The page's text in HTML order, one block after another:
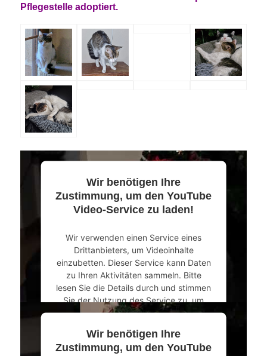
Pflegestelle adoptiert.
Wir benötigen Ihre
Zustimmung, um den YouTube
Video-Service zu laden!
Wir verwenden einen Service eines
Drittanbieters, um Videoinhalte
einzubetten. Dieser Service kann Daten
zu Ihren Aktivitäten sammeln. Bitte
lesen Sie die Details durch und stimmen
Sie der Nutzung des Service zu, um
dieses Video anzusehen.
Mehr Informationen
Wir benötigen Ihre
Zustimmung, um den YouTube